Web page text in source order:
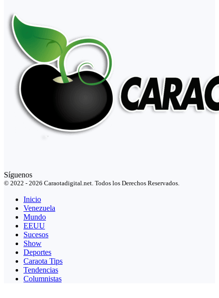
Síguenos
© 2022 - 2026 Caraotadigital.net. Todos los Derechos Reservados.
Inicio
Venezuela
Mundo
EEUU
Sucesos
Show
Deportes
Caraota Tips
Tendencias
Columnistas